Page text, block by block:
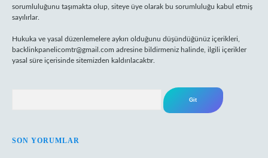
sorumluluğunu taşımakta olup, siteye üye olarak bu sorumluluğu kabul etmiş
sayılırlar.
Hukuka ve yasal düzenlemelere aykırı olduğunu düşündüğünüz içerikleri,
backlinkpanelicomtr@gmail.com adresine bildirmeniz halinde, ilgili içerikler
yasal süre içerisinde sitemizden kaldırılacaktır.
SON YORUMLAR